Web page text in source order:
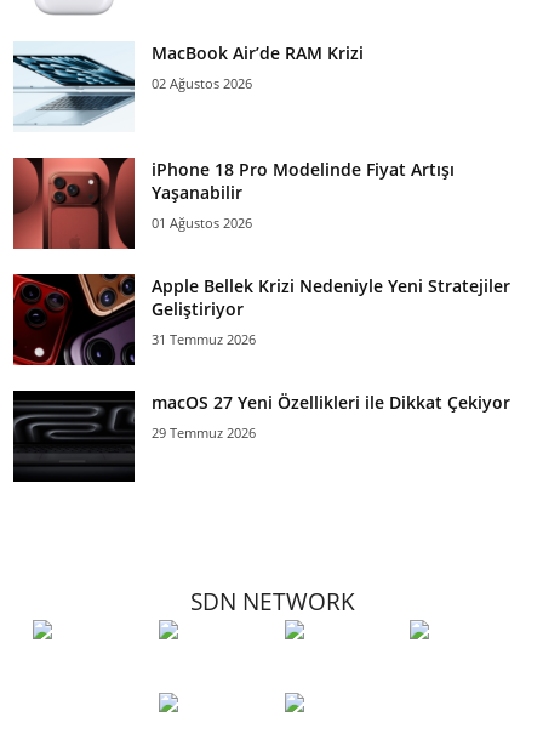
MacBook Air’de RAM Krizi
02 Ağustos 2026
iPhone 18 Pro Modelinde Fiyat Artışı
Yaşanabilir
01 Ağustos 2026
Apple Bellek Krizi Nedeniyle Yeni Stratejiler
Geliştiriyor
31 Temmuz 2026
macOS 27 Yeni Özellikleri ile Dikkat Çekiyor
29 Temmuz 2026
SDN NETWORK